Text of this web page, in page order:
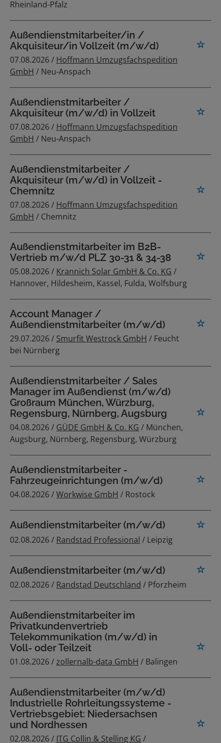
Rheinland-Pfalz
Außendienstmitarbeiter/in /
Akquisiteur/in Vollzeit (m/w/d)
07.08.2026 / Hoffmann Umzugsfachspedition
GmbH / Neu-Anspach
Außendienstmitarbeiter /
Akquisiteur (m/w/d) in Vollzeit
07.08.2026 / Hoffmann Umzugsfachspedition
GmbH / Neu-Anspach
Außendienstmitarbeiter /
Akquisiteur (m/w/d) in Vollzeit -
Chemnitz
07.08.2026 / Hoffmann Umzugsfachspedition
GmbH / Chemnitz
Außendienstmitarbeiter im B2B-
Vertrieb m/w/d PLZ 30-31 & 34-38
05.08.2026 / Krannich Solar GmbH & Co. KG /
Hannover, Hildesheim, Kassel, Fulda, Wolfsburg
Account Manager /
Außendienstmitarbeiter (m/w/d)
29.07.2026 / Smurfit Westrock GmbH / Feucht
bei Nürnberg
Außendienstmitarbeiter / Sales
Manager im Außendienst (m/w/d)
Großraum München, Würzburg,
Regensburg, Nürnberg, Augsburg
04.08.2026 / GÜDE GmbH & Co. KG / München,
Augsburg, Nürnberg, Regensburg, Würzburg
Außendienstmitarbeiter -
Fahrzeugeinrichtungen (m/w/d)
04.08.2026 /Workwise GmbH / Rostock
Außendienstmitarbeiter (m/w/d)
02.08.2026 / Randstad Professional / Leipzig
Außendienstmitarbeiter (m/w/d)
02.08.2026 / Randstad Deutschland / Pforzheim
Außendienstmitarbeiter im
Privatkundenvertrieb
Telekommunikation (m/w/d) in
Voll- oder Teilzeit
01.08.2026 /zollernalb-data GmbH / Balingen
Außendienstmitarbeiter (m/w/d)
Industrielle Rohrleitungssysteme -
Vertriebsgebiet: Niedersachsen
und Nordhessen
02.08.2026 / ITG Collin & Stelling KG /